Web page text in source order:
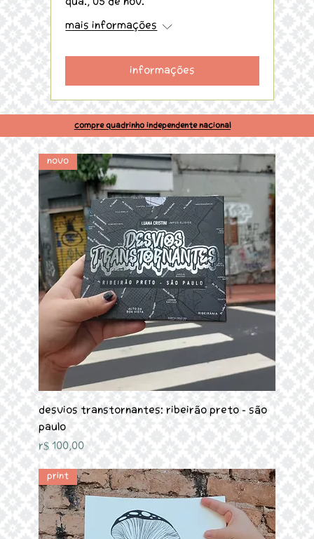
Novo
Desvios Transtornantes: Ribeirão Preto - São
Paulo
Preço
R$ 100,00
Print
qua., 05 de nov.
Mais informações
Informações
Compre quadrinho independente nacional